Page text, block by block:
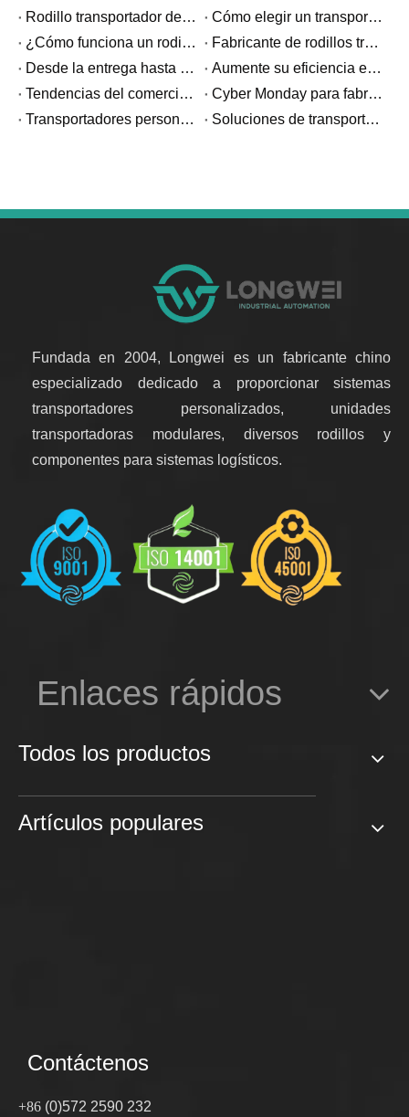
Rodillo transportador de servicio pesado versus rodillo transportador estándar: ¿Cuál es la diferencia?
Cómo elegir un transportador de rodillos por gravedad para sistemas de estanterías de flujo de paletas
¿Cómo funciona un rodillo transportador de paletas de alta resistencia?
Fabricante de rodillos transportadores de servicio pesado: lo que los compradores industriales deben saber
Desde la entrega hasta el final: un cliente de Trinidad comparte una gran noticia
Aumente su eficiencia en esta temporada alta con transportadores telescópicos
Tendencias del comercio electrónico: transparencia en los envíos
Cyber ​​Monday para fabricantes: cómo elegir un transportador para las demandas máximas de producción
Transportadores personalizados versus transportadores personalizados: comprender la diferencia
Soluciones de transportadores personalizadas para su industria
Fundada en 2004, Longwei es un fabricante chino
especializado dedicado a proporcionar sistemas
transportadores personalizados, unidades
transportadoras modulares, diversos rodillos y
componentes para sistemas logísticos.
Enlaces rápidos
Todos los productos
Artículos populares
Contáctenos
+86 (0)572 2590 232